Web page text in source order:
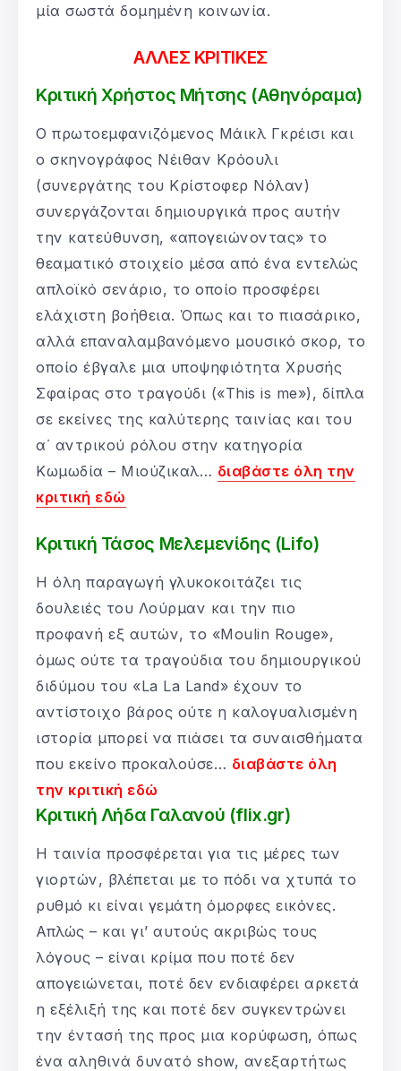
μία σωστά δομημένη κοινωνία.
ΑΛΛΕΣ ΚΡΙΤΙΚΕΣ
Κριτική Χρήστος Μήτσης (Αθηνόραμα)
Ο πρωτοεμφανιζόμενος Μάικλ Γκρέισι και
ο σκηνογράφος Νέιθαν Κρόουλι
(συνεργάτης του Κρίστοφερ Νόλαν)
συνεργάζονται δημιουργικά προς αυτήν
την κατεύθυνση, «απογειώνοντας» το
θεαματικό στοιχείο μέσα από ένα εντελώς
απλοϊκό σενάριο, το οποίο προσφέρει
ελάχιστη βοήθεια. Όπως και το πιασάρικο,
αλλά επαναλαμβανόμενο μουσικό σκορ, το
οποίο έβγαλε μια υποψηφιότητα Χρυσής
Σφαίρας στο τραγούδι («This is me»), δίπλα
σε εκείνες της καλύτερης ταινίας και του
α΄ αντρικού ρόλου στην κατηγορία
Κωμωδία – Μιούζικαλ… διαβάστε όλη την
κριτική εδώ
Κριτική Τάσος Μελεμενίδης (Lifo)
Η όλη παραγωγή γλυκοκοιτάζει τις
δουλειές του Λούρμαν και την πιο
προφανή εξ αυτών, το «Moulin Rouge»,
όμως ούτε τα τραγούδια του δημιουργικού
διδύμου του «La La Land» έχουν το
αντίστοιχο βάρος ούτε η καλογυαλισμένη
ιστορία μπορεί να πιάσει τα συναισθήματα
που εκείνο προκαλούσε… διαβάστε όλη
την κριτική εδώ
Κριτική Λήδα Γαλανού (flix.gr)
Η ταινία προσφέρεται για τις μέρες των
γιορτών, βλέπεται με το πόδι να χτυπά το
ρυθμό κι είναι γεμάτη όμορφες εικόνες.
Απλώς – και γι’ αυτούς ακριβώς τους
λόγους – είναι κρίμα που ποτέ δεν
απογειώνεται, ποτέ δεν ενδιαφέρει αρκετά
η εξέλιξή της και ποτέ δεν συγκεντρώνει
την έντασή της προς μια κορύφωση, όπως
ένα αληθινά δυνατό show, ανεξαρτήτως